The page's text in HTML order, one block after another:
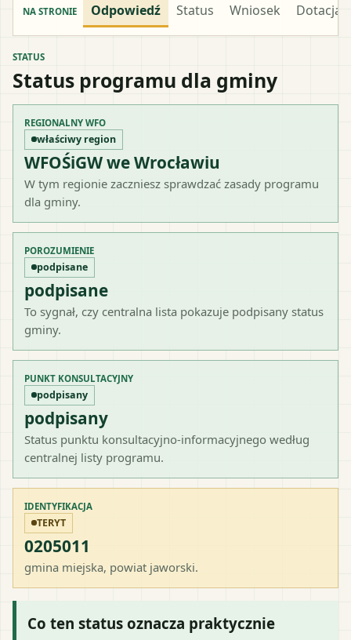
NA STRONIE Odpowiedź Status Wniosek Dotacja
STATUS
Status programu dla gminy
REGIONALNY WFO
właściwy region
WFOŚiGW we Wrocławiu
W tym regionie zaczniesz sprawdzać zasady programu
dla gminy.
POROZUMIENIE
podpisane
podpisane
To sygnał, czy centralna lista pokazuje podpisany status
gminy.
PUNKT KONSULTACYJNY
podpisany
podpisany
Status punktu konsultacyjno-informacyjnego według
centralnej listy programu.
IDENTYFIKACJA
TERYT
0205011
gmina miejska, powiat jaworski.
Co ten status oznacza praktycznie